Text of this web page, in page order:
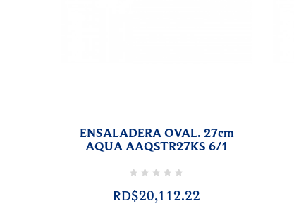
ENSALADERA OVAL. 27cm
AQUA AAQSTR27KS 6/1
RD$20,112.22